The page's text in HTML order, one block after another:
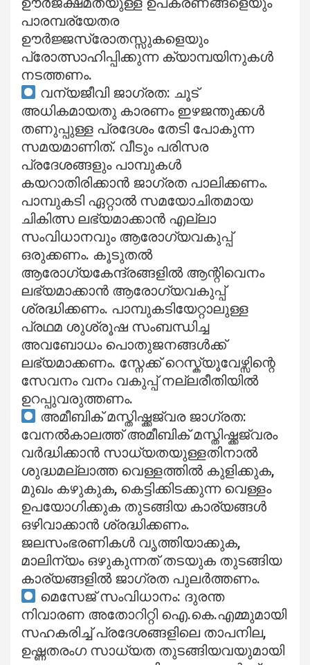
പാരമ്പര്യേതര
ഊർജ്ജസ്രോതസ്സുകളെയും
പ്രോത്സാഹിപ്പിക്കുന്ന ക്യാമ്പയിനുകൾ
നടത്തണം.
വന്യജീവി ജാഗ്രത: ചൂട്
അധികമായതു കാരണം ഇഴജന്തുക്കൾ
തണുപ്പുള്ള പ്രദേശം തേടി പോകുന്ന
സമയമാണിത്. വീടും പരിസര
പ്രദേശങ്ങളും പാമ്പുകൾ
കയറാതിരിക്കാൻ ജാഗ്രത പാലിക്കണം.
പാമ്പുകടി ഏറ്റാൽ സമയോചിതമായ
ചികിത്സ ലഭ്യമാക്കാൻ എല്ലാ
സംവിധാനവും ആരോഗ്യവകുപ്പ്
ഒരുക്കണം. കൂടുതൽ
ആരോഗ്യകേന്ദ്രങ്ങളിൽ ആന്റിവെനം
ലഭ്യമാക്കാൻ ആരോഗ്യവകുപ്പ്
ശ്രദ്ധിക്കണം. പാമ്പുകടിയേറ്റാലുള്ള
പ്രഥമ ശുശ്രൂഷ സംബന്ധിച്ച
അവബോധം പൊതുജനങ്ങൾക്ക്
ലഭ്യമാക്കണം. സ്നേക്ക് റെസ്ക്യൂവേഴ്സിന്റെ
സേവനം വനം വകുപ്പ് നല്ലരീതിയിൽ
ഉറപ്പുവരുത്തണം.
അമീബിക് മസ്തിഷ്ക്കജ്വര ജാഗ്രത:
വേനൽകാലത്ത് അമീബിക് മസ്തിഷ്ക്കജ്വരം
വർദ്ധിക്കാൻ സാധ്യതയുള്ളതിനാൽ
ശുദ്ധമല്ലാത്ത വെള്ളത്തിൽ കുളിക്കുക,
മുഖം കഴുകുക, കെട്ടിക്കിടക്കുന്ന വെള്ളം
ഉപയോഗിക്കുക തുടങ്ങിയ കാര്യങ്ങൾ
ഒഴിവാക്കാൻ ശ്രദ്ധിക്കണം.
ജലസംഭരണികൾ വൃത്തിയാക്കുക,
മാലിന്യം ഒഴുകുന്നത് തടയുക തുടങ്ങിയ
കാര്യങ്ങളിൽ ജാഗ്രത പുലർത്തണം.
മെസേജ് സംവിധാനം: ദുരന്ത
നിവാരണ അതോറിറ്റി ഐ.കെ.എമ്മുമായി
സഹകരിച്ച് പ്രദേശങ്ങളിലെ താപനില,
ഉഷ്ണതരംഗ സാധ്യത തുടങ്ങിയവയുമായി